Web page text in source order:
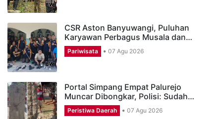
CSR Aston Banyuwangi, Puluhan
Karyawan Perbagus Musala dan…
Pariwisata 07 Agu 2026
Portal Simpang Empat Palurejo
Muncar Dibongkar, Polisi: Sudah…
Peristiwa Daerah 07 Agu 2026